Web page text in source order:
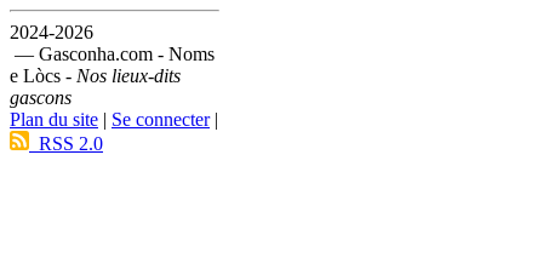
2024-2026
— Gasconha.com - Noms
e Lòcs - Nos lieux-dits
gascons
Plan du site | Se connecter|
RSS 2.0